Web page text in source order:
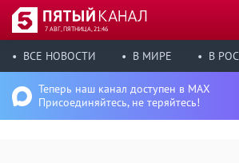
7 АВГ, ПЯТНИЦА, 21:46
ВСЕ НОВОСТИ В МИРЕ В
Теперь наш канал доступен в MAX
Присоединяйтесь, не теряйтесь!